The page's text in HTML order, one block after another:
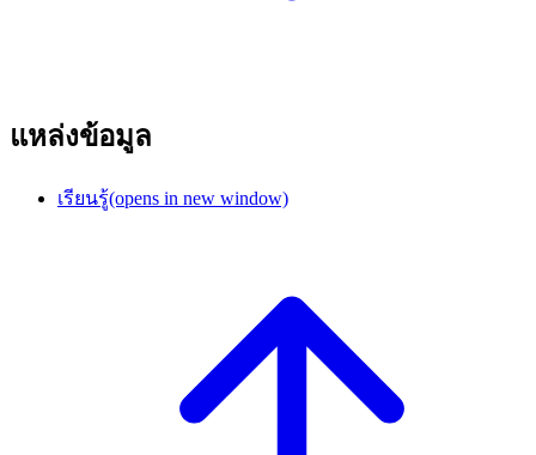
แหล่งข้อมูล
เรียนรู้(opens in new window)